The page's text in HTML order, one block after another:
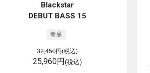
Blackstar
DEBUT BASS 15
32,450円(税込)
25,960円(税込)